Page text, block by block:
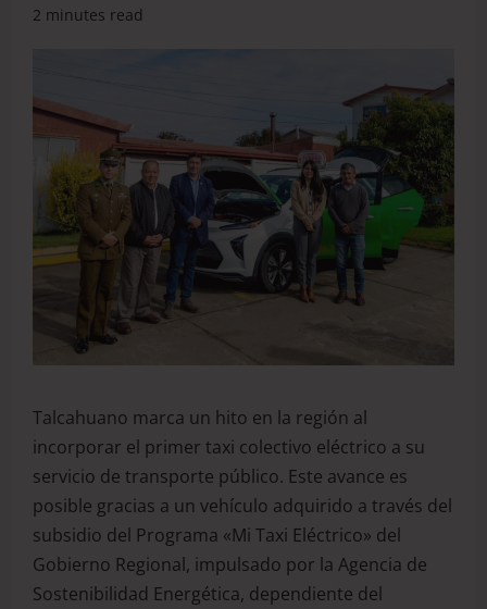
2 minutes read
Talcahuano marca un hito en la región al
incorporar el primer taxi colectivo eléctrico a su
servicio de transporte público. Este avance es
posible gracias a un vehículo adquirido a través del
subsidio del Programa «Mi Taxi Eléctrico» del
Gobierno Regional, impulsado por la Agencia de
Sostenibilidad Energética, dependiente del